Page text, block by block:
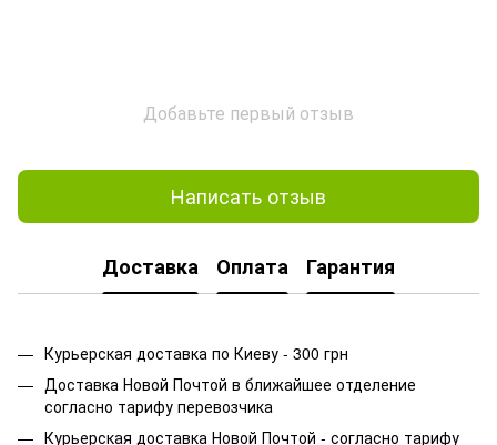
Добавьте первый отзыв
Написать отзыв
Доставка Оплата Гарантия
Курьерская доставка по Киеву - 300 грн
Доставка Новой Почтой в ближайшее отделение
согласно тарифу перевозчика
Курьерская доставка Новой Почтой - согласно тарифу